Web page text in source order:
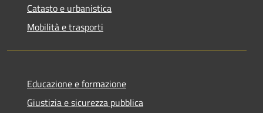
Catasto e urbanistica
Mobilità e trasporti
Educazione e formazione
Giustizia e sicurezza pubblica